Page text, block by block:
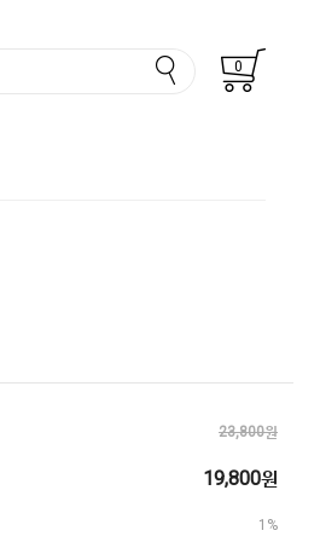
0
23,800원
19,800원
1%